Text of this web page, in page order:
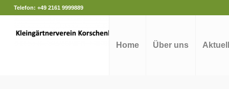
Telefon: +49 2161 9999889
Home Über uns